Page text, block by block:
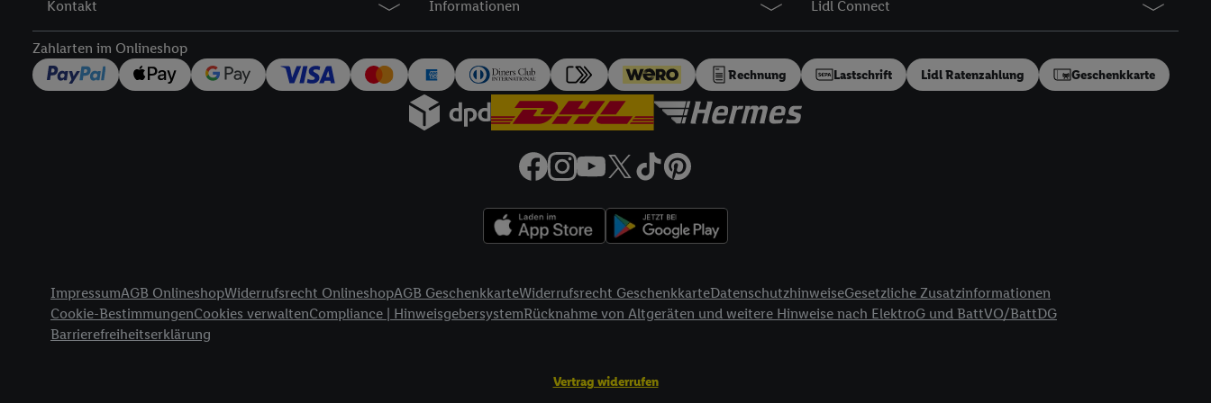
Kontakt Informationen Lidl Connect
Zahlarten im Onlineshop
Rechnung Lastschrift Lidl Ratenzahlung Geschenkkarte
ImpressumAGB OnlineshopWiderrufsrecht OnlineshopAGB GeschenkkarteWiderrufsrecht GeschenkkarteDatenschutzhinweiseGesetzliche Zusatzinformationen
Cookie-BestimmungenCookies verwaltenCompliance | HinweisgebersystemRücknahme von Altgeräten und weitere Hinweise nach ElektroG und BattVO/BattDG
Barrierefreiheitserklärung
Vertrag widerrufen
die Lidl-Dienste) widerrufen. Weitere Informationen finden Sie in denDatenschutzbestimmungen von Utiq.
Durch einen Klick auf „Ablehnen“ können Sie nur den Einsatz notwendiger Techniken zulassen. Durch einen Klick auf
„Zustimmen“ stimmen Sie allen Verarbeitungen zu sämtlichen vorgenannten Zwecken unter Einbindung sämtlicher
genannten Partner zu. Weitere Informationen, auch zur Speicherdauer der Daten und zu Ihrem Recht, Ihre Einwilligung
jederzeit mit Wirkung für die Zukunft zu widerrufen, finden Sie in unserenDatenschutzbestimmungen
Unter „Anpassen“ können Sie einzelne Verwendungszwecke oder Partner zulassen; das gilt auch für die
Gewährleistung der Sicherheit, Verhinderung und Aufdeckung von Betrug und Fehlerbehebung, Bereitstellung und
Messung des Erfolgs von Werbekampagnen durch TTD und Nutzung der Telekommunikations-basierten Utiq-
Technologie für digitales Marketing, sowie:
Zugriff auf Informationen auf einem Endgerät. Entwicklung und Verbesserung der Angebote. Analyse von